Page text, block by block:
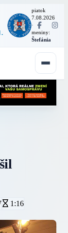
piatok
7.08.2026
·
meniny:
Štefánia
1:16